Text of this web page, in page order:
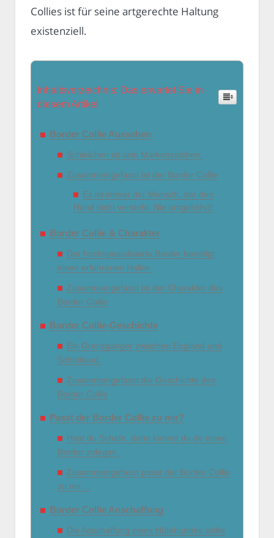
Collies ist für seine artgerechte Haltung
existenziell.
Inhaltsverzeichnis: Das erwartet Sie in
diesem Artikel
Border Collie Aussehen
Schleichen ist sein Markenzeichen.
Zusammengefasst ist der Border Collie
Es ist immer der Mensch, der den
Hund nicht versteht. Nie umgekehrt!
Border Collie & Charakter
Der hochspezialisierte Border benötigt
einen erfahrenen Halter.
Zusammengefasst ist der Charakter des
Border Collie
Border Collie-Geschichte
Ein Grenzgänger zwischen England und
Schottland.
Zusammengefasst die Geschichte des
Border Collie
Passt der Border Collie zu mir?
Hast du Schafe, dann kannst du dir einen
Border zulegen.
Zusammengefasst passt der Border Collie
zu mir…
Border Collie Anschaffung
Die Anschaffung eines Hütehundes sollte